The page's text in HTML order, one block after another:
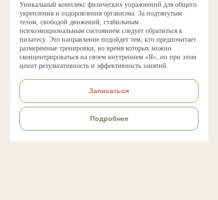
Уникальный комплекс физических упражнений для общего
укрепления и оздоровления организма. За подтянутым
телом, свободой движений, стабильным
психоэмоциональным состоянием следует обратиться к
пилатесу. Это направление подойдет тем, кто предпочитает
размеренные тренировки, во время которых можно
сконцентрироваться на своем внутреннем «Я», но при этом
ценит результативность и эффективность занятий.
Записаться
Подробнее